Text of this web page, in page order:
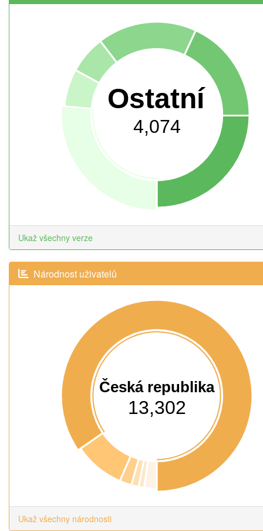
Ostatní
4,074
Ukaž všechny verze
Národnost uživatelů
Česká republika
13,302
Ukaž všechny národnosti